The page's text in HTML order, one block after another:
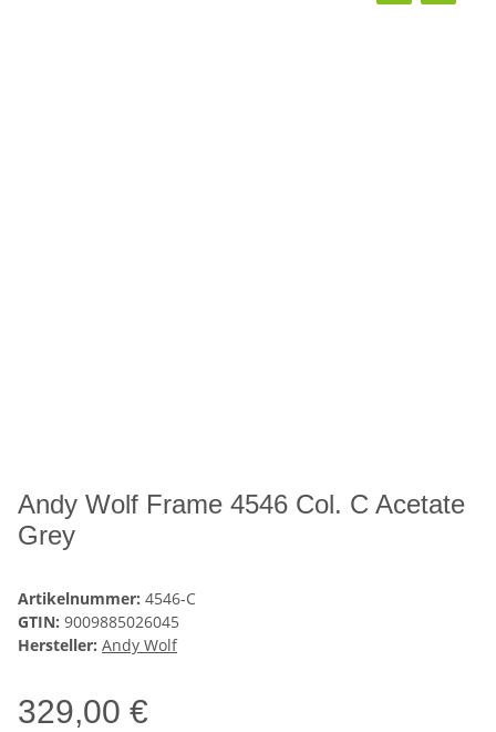
Andy Wolf Frame 4546 Col. C Acetate
Grey
Artikelnummer: 4546-C
GTIN: 9009885026045
Hersteller: Andy Wolf
329,00 €